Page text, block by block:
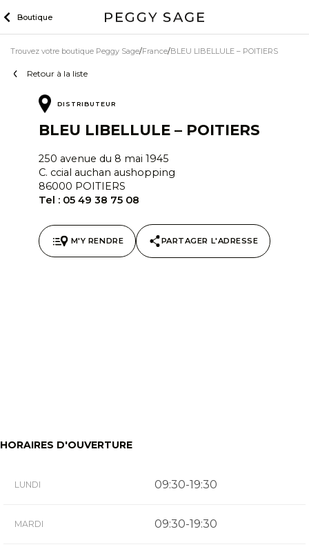
to
Boutique
Retour à la liste
Trouvez votre boutique Peggy Sage France BLEU LIBELLULE – POITIERS
DISTRIBUTEUR
BLEU LIBELLULE – POITIERS
250 avenue du 8 mai 1945
C. ccial auchan aushopping
86000 POITIERS
Tel : 05 49 38 75 08
M'Y RENDRE PARTAGER L'ADRESSE
HORAIRES D'OUVERTURE
LUNDI 09:30-19:30
MARDI 09:30-19:30